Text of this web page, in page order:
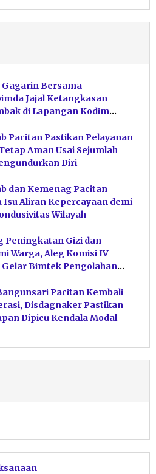
Gagarin Bersama
Jajal Ketangkasan
di Lapangan Kodim
Pacitan Pastikan Pelayanan
Aman Usai Sejumlah
Diri
dan Kemenag Pacitan
Isu Aliran Kepercayaan demi
Wilayah
Peningkatan Gizi dan
Warga, Aleg Komisi IV
Gelar Bimtek Pengolahan
Pacitan Kembali
Disdagnaker Pastikan
Dipicu Kendala Modal